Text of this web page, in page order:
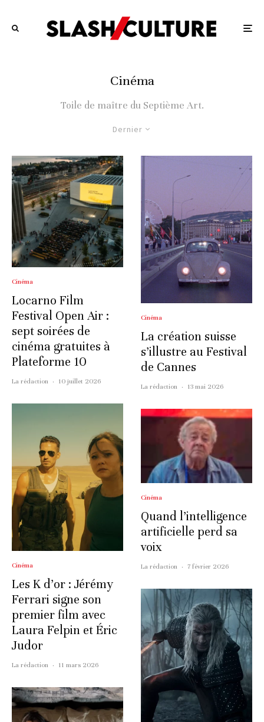
Cinéma
Toile de maître du Septième Art.
Dernier
Cinéma
Locarno Film
Festival Open Air :
sept soirées de
cinéma gratuites à
Plateforme 10
La rédaction · 10 juillet 2026
Cinéma
Les K d’or : Jérémy
Ferrari signe son
premier film avec
Laura Felpin et Éric
Judor
La rédaction · 11 mars 2026
Cinéma
La création suisse
s’illustre au Festival
de Cannes
La rédaction · 13 mai 2026
Cinéma
Quand l’intelligence
artificielle perd sa
voix
La rédaction · 7 février 2026